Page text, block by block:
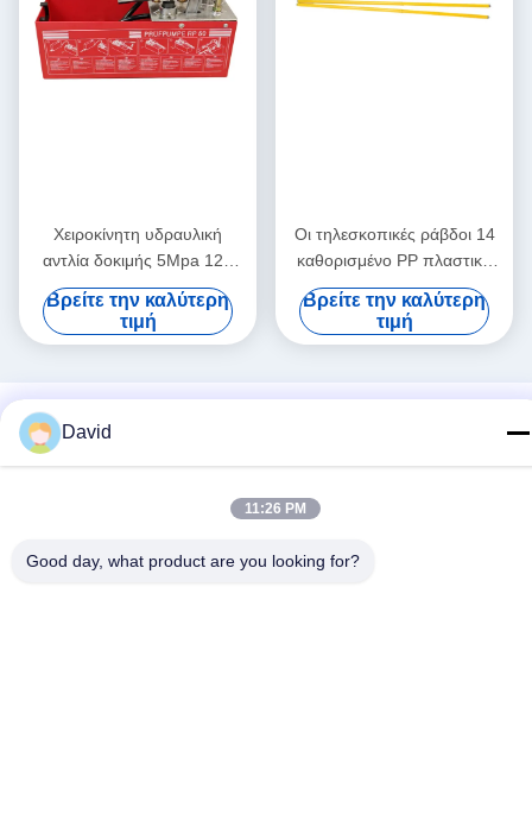
Χειροκίνητη υδραυλική
αντλία δοκιμής 5Mpa 12L
Πυρολογικά εργαλεία Χαλκός
& Χάλυβας & Al Alloy
Πυροσβεστικό σωλήνα
Βρείτε την καλύτερη
τιμή
Οι τηλεσκοπικές ράβδοι 14
καθορισμένο PP πλαστικό
μήκος 1150mm
σκαλοπατιών Pce ένα ισχυρό
χρώμα τσαντών καμβά
Βρείτε την καλύτερη
τιμή
Μέσα Κοινωνικής Δικτύωσης
David
11:26 PM
Good day, what product are you looking for?